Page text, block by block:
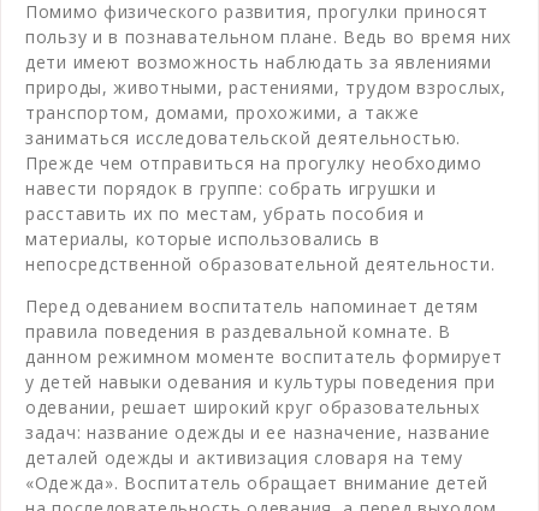
Помимо физического развития, прогулки приносят
пользу и в познавательном плане. Ведь во время них
дети имеют возможность наблюдать за явлениями
природы, животными, растениями, трудом взрослых,
транспортом, домами, прохожими, а также
заниматься исследовательской деятельностью.
Прежде чем отправиться на прогулку необходимо
навести порядок в группе: собрать игрушки и
расставить их по местам, убрать пособия и
материалы, которые использовались в
непосредственной образовательной деятельности.
Перед одеванием воспитатель напоминает детям
правила поведения в раздевальной комнате. В
данном режимном моменте воспитатель формирует
у детей навыки одевания и культуры поведения при
одевании, решает широкий круг образовательных
задач: название одежды и ее назначение, название
деталей одежды и активизация словаря на тему
«Одежда». Воспитатель обращает внимание детей